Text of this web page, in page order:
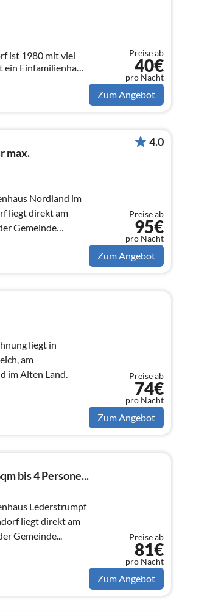
ist 1980 mit viel
Einfamilienhaus
Preise ab
40€
pro Nacht
Zum Angebot
max.
Nordland im
liegt direkt am
Gemeinde
4.0
Preise ab
95€
pro Nacht
Zum Angebot
liegt in
am
im Alten Land.
Preise ab
74€
pro Nacht
Zum Angebot
bis 4 Persone...
Lederstrumpf
liegt direkt am
Gemeinde...
Preise ab
81€
pro Nacht
Zum Angebot